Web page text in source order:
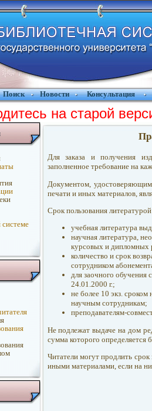
Поиск Новости Консультация
на старой
Для заказа и получения
заполненное требование на
Документом,
печати и иных материалов,
Срок пользования
учебная литература
научная литература,
курсовых и дипломных
количество и срок
сотрудником
для заочного обучения
24.01.2000 г.;
не более 10 экз. сроком
научным сотрудникам;
преподавателям-
Не подлежат выдаче на дом
сумма которого определяется
Читатели могут продлить
иными материалами, если на